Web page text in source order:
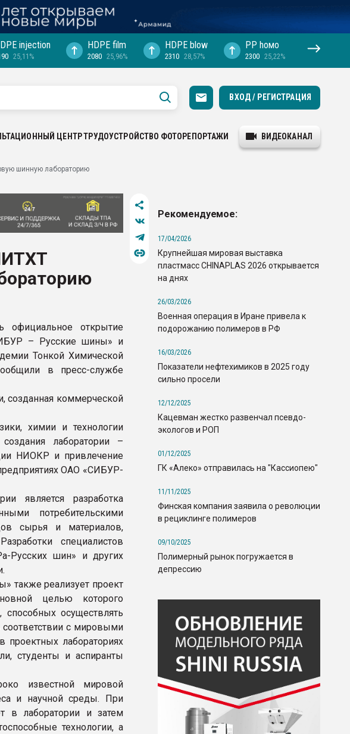
injection
25,11%
HDPE film
2080 25,96%
HDPE blow
2310 28,57%
PP hомо
2300 25,22%
ВХОД / РЕГИСТРАЦИЯ
ЦЕНТРТРУДОУСТРОЙСТВО ФОТОРЕПОРТАЖИ ВИДЕОКАНАЛ
шинную лабораторию
официальное открытие
– Русские шины» и
Тонкой Химической
в пресс-службе
созданная коммерческой
химии и технологии
лаборатории –
НИОКР и привлечение
ОАО «СИБУР-
является разработка
потребительскими
сырья и материалов,
специалистов
Русских шин» и других
также реализует проект
целью которого
способных осуществлять
соответствии с мировыми
проектных лабораториях
студенты и аспиранты
известной мировой
и научной среды. При
в лаборатории и затем
технологии, а
Рекомендуемое:
17/04/2026
Крупнейшая мировая выставка
пластмасс CHINAPLAS 2026 открывается
на днях
26/03/2026
Военная операция в Иране привела к
подорожанию полимеров в РФ
16/03/2026
Показатели нефтехимиков в 2025 году
сильно просели
12/12/2025
Кацевман жестко развенчал псевдо-
экологов и РОП
01/12/2025
ГК «Алеко» отправилась на "Кассиопею"
11/11/2025
Финская компания заявила о революции
в рециклинге полимеров
09/10/2025
Полимерный рынок погружается в
депрессию